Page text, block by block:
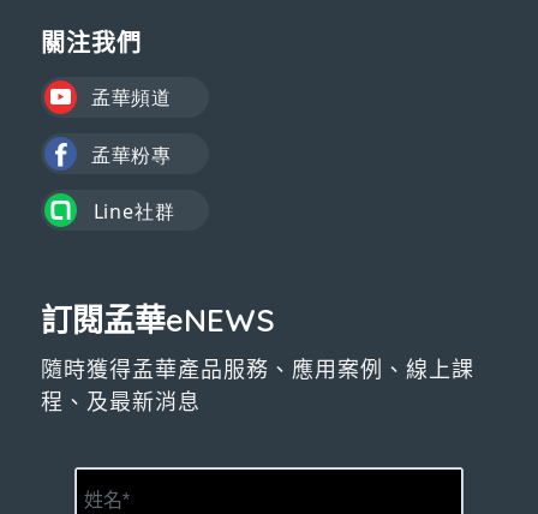
關注我們
訂閱孟華eNEWS
隨時獲得孟華產品服務、應用案例、線上課
程、及最新消息